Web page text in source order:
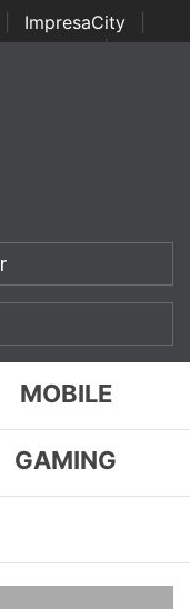
ImpresaCity
Awards | Italian
Awards
MOBILE
GAMING